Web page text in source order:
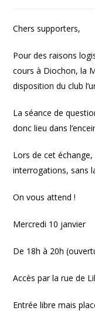
publication :
Chers supporters,
Pour des raisons
cours à Diochon, la
disposition du club
La séance de
donc lieu dans
Lors de cet
interrogations, sans
On vous attend !
Mercredi 10 janvier
De 18h à 20h
Accès par la rue de
Entrée libre mais